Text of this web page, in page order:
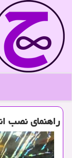
راهنمای نصب